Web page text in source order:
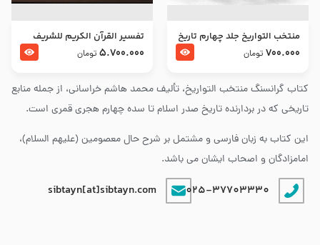
کتاب گرانسنگ منتخب التواريخ، تألیف محمد هاشم خراسانی، از جمله منابع
تاریخی که در بردارنده تاریخ صدر اسلام تا سده چهارم هجری قمری است.
این کتاب به زبان فارسی و مشتمل بر شرح حال معصومین (علیهم السلام)،
امامزادگان و اصحاب ایشان می باشد.
025-37703330
sibtayn[at]sibtayn.com
منتخب التواریخ جلد چهارم تاریخ
امام زین العابدین و امام محمد
700.000 تومان
تفسير القرآن الكريم للشريف
المرتضي قدس سرّه
5.700.000 تومان